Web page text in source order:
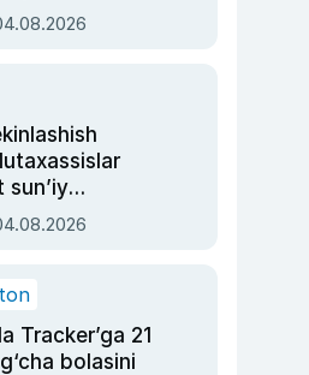
Rimma
sun’iy
boshqara
xavotir
Tracker’ga 21
bolasini